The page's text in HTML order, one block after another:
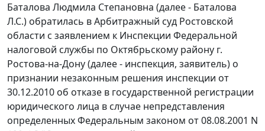
Баталова Людмила Степановна (далее - Баталова
Л.С.) обратилась в Арбитражный суд Ростовской
области с заявлением к Инспекции Федеральной
налоговой службы по Октябрьскому району г.
Ростова-на-Дону (далее - инспекция, заявитель) о
признании незаконным решения инспекции от
30.12.2010 об отказе в государственной регистрации
юридического лица в случае непредставления
определенных Федеральным законом от 08.08.2001 N